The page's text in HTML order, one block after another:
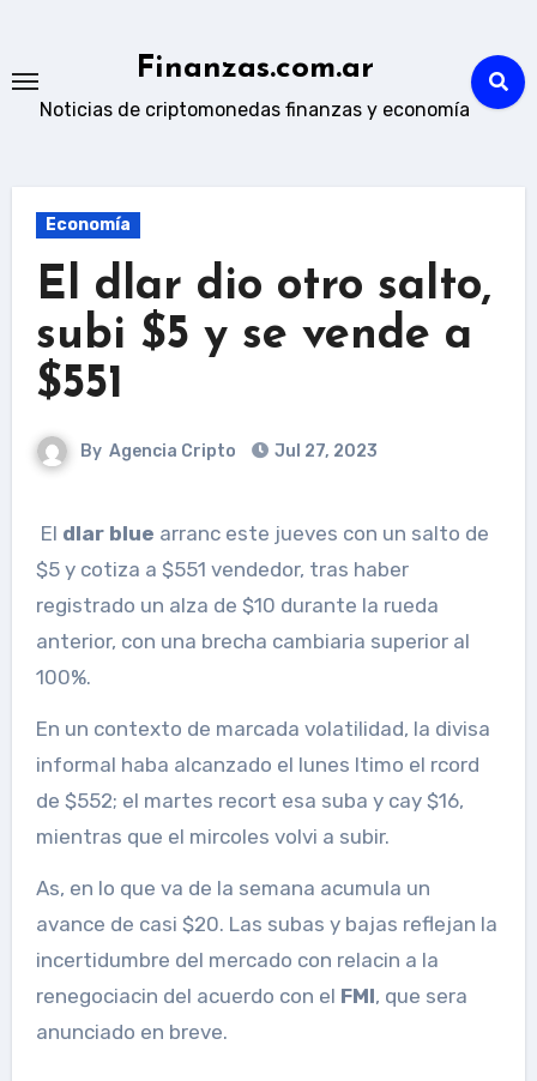
content
Finanzas.com.ar
Noticias de criptomonedas finanzas y economía
Economía
El dlar dio otro salto,
subi $5 y se vende a
$551
By Agencia Cripto Jul 27, 2023
El dlar blue arranc este jueves con un salto de
$5 y cotiza a $551 vendedor, tras haber
registrado un alza de $10 durante la rueda
anterior, con una brecha cambiaria superior al
100%.
En un contexto de marcada volatilidad, la divisa
informal haba alcanzado el lunes ltimo el rcord
de $552; el martes recort esa suba y cay $16,
mientras que el mircoles volvi a subir.
As, en lo que va de la semana acumula un
avance de casi $20. Las subas y bajas reflejan la
incertidumbre del mercado con relacin a la
renegociacin del acuerdo con el FMI, que sera
anunciado en breve.